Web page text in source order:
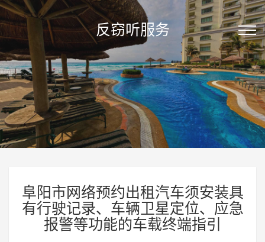
反窃听服务
阜阳市网络预约出租汽车须安装具
有行驶记录、车辆卫星定位、应急
报警等功能的车载终端指引